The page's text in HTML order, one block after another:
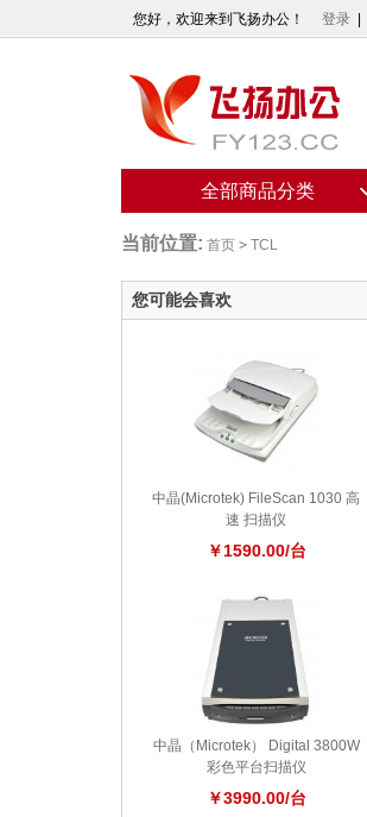
您好，欢迎来到飞扬办公！ 登录
全部商品分类
当前位置: 首页 > TCL
您可能会喜欢
中晶(Microtek) FileScan 1030 高
速 扫描仪
￥1590.00/台
中晶（Microtek） Digital 3800W
彩色平台扫描仪
￥3990.00/台